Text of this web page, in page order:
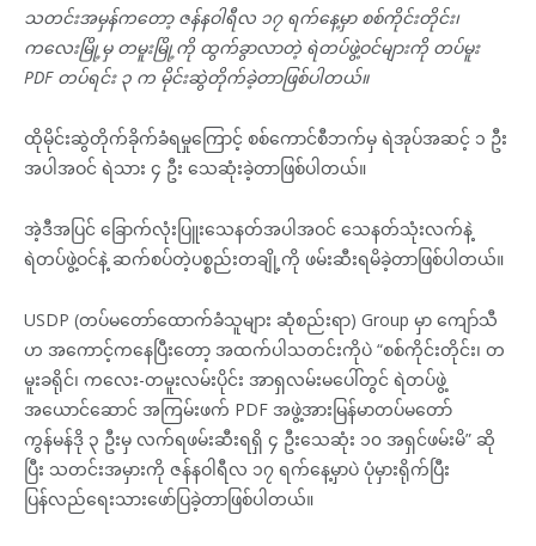
သတင်းအမှန်ကတော့ ဇန်နဝါရီလ ၁၇ ရက်နေ့မှာ စစ်ကိုင်းတိုင်း၊
ကလေးမြို့မှ တမူးမြို့ကို ထွက်ခွာလာတဲ့ ရဲတပ်ဖွဲ့ဝင်များကို တပ်မူး
PDF တပ်ရင်း ၃ က မိုင်းဆွဲတိုက်ခဲ့တာဖြစ်ပါတယ်။
ထိုမိုင်းဆွဲတိုက်ခိုက်ခံရမှုကြောင့် စစ်ကောင်စီဘက်မှ ရဲအုပ်အဆင့် ၁ ဦး
အပါအဝင် ရဲသား ၄ ဦး သေဆုံးခဲ့တာဖြစ်ပါတယ်။
အဲ့ဒီအပြင် ခြောက်လုံးပြူးသေနတ်အပါအဝင် သေနတ်သုံးလက်နဲ့
ရဲတပ်ဖွဲ့ဝင်နဲ့ ဆက်စပ်တဲ့ပစ္စည်းတချို့ကို ဖမ်းဆီးရမိခဲ့တာဖြစ်ပါတယ်။
USDP (တပ်မတော်ထောက်ခံသူများ ဆုံစည်းရာ) Group မှာ ကျော်သီ
ဟ အကောင့်ကနေပြီးတော့ အထက်ပါသတင်းကိုပဲ “စစ်ကိုင်းတိုင်း၊ တ
မူးခရိုင်၊ ကလေး-တမူးလမ်းပိုင်း အာရှလမ်းမပေါ်တွင် ရဲတပ်ဖွဲ့
အယောင်ဆောင် အကြမ်းဖက် PDF အဖွဲ့အားမြန်မာတပ်မတော်
ကွန်မန်ဒို ၃ ဦးမှ လက်ရဖမ်းဆီးရရှိ ၄ ဦးသေဆုံး ၁၀ အရှင်ဖမ်းမိ” ဆို
ပြီး သတင်းအမှားကို ဇန်နဝါရီလ ၁၇ ရက်နေ့မှာပဲ ပုံမှားရိုက်ပြီး
ပြန်လည်ရေးသားဖော်ပြခဲ့တာဖြစ်ပါတယ်။